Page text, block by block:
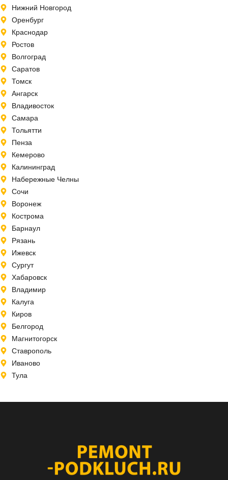
Нижний Новгород
Оренбург
Краснодар
Ростов
Волгоград
Саратов
Томск
Ангарск
Владивосток
Самара
Тольятти
Пенза
Кемерово
Калининград
Набережные Челны
Сочи
Воронеж
Кострома
Барнаул
Рязань
Ижевск
Сургут
Хабаровск
Владимир
Калуга
Киров
Белгород
Магнитогорск
Ставрополь
Иваново
Тула